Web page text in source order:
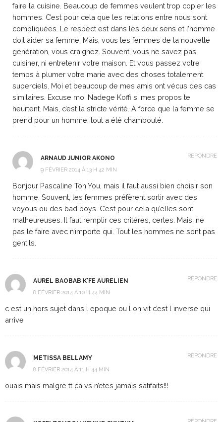
faire la cuisine. Beaucoup de femmes veulent trop copier les
hommes. C’est pour cela que les relations entre nous sont
compliquées. Le respect est dans les deux sens et l’homme
doit aider sa femme. Mais, vous les femmes de la nouvelle
génération, vous craignez. Souvent, vous ne savez pas
cuisiner, ni entretenir votre maison. Et vous passez votre
temps à plumer votre marie avec des choses totalement
superciels. Moi et beaucoup de mes amis ont vécus des cas
similaires. Excuse moi Nadege Koffi si mes propos te
heurtent. Mais, c’est la stricte vérité. A force que la femme se
prend pour un homme, tout a été chamboulé.
ARNAUD JUNIOR AKONO
9 FÉVRIER 2014 À 13 H 42 MIN
Bonjour Pascaline Toh You, mais il faut aussi bien choisir son
homme. Souvent, les femmes préfèrent sortir avec des
voyous ou des bad boys. C’est pour cela qu’elles sont
malheureuses. Il faut remplir ces critères, certes. Mais, ne
pas le faire avec n’importe qui. Tout les hommes ne sont pas
gentils.
RÉPONDRE
AUREL BAOBAB K'FE AURELIEN
8 FÉVRIER 2014 À 10 H 44 MIN
c est un hors sujet dans l epoque ou l on vit c’est l inverse qui
arrive
RÉPONDRE
METISSA BELLAMY
8 FÉVRIER 2014 À 11 H 44 MIN
ouais mais malgre tt ca vs n’etes jamais satifaits!!!
RÉPONDRE